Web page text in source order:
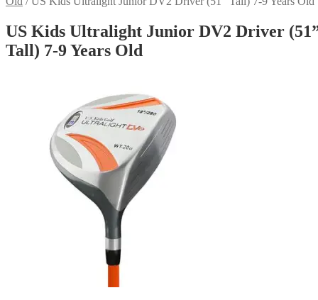
US Kids Ultralight Junior DV2 Driver
Tall) 7-9 Years Old